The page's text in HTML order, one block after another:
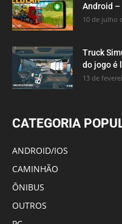
Android
10 de julho
Truck
do jogo é
13 de
CATEGORIA
ANDROID/IOS
CAMINHÃO
ÔNIBUS
OUTROS